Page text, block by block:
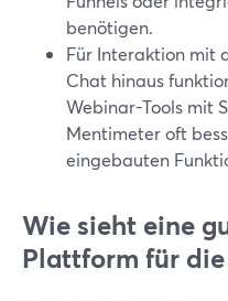
benötigen.
Für Interaktion mit
Chat hinaus
Webinar-Tools mit
Mentimeter oft
eingebauten
Wie sieht eine
Plattform für